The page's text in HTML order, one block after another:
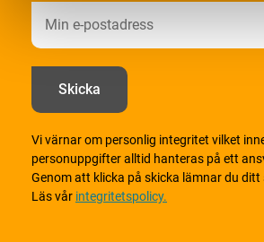
Vi värnar om personlig integritet vilket
personuppgifter alltid hanteras på ett
Genom att klicka på skicka lämnar du ditt
Läs vår integritetspolicy.